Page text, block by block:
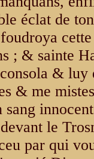
éclat de
; & sainte
& luy
& me
sang
le
par qui